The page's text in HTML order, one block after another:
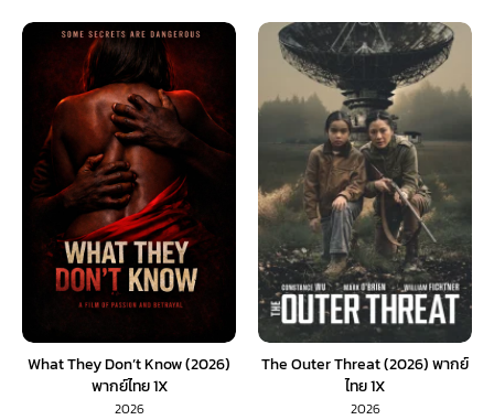
What They Don’t Know (2026)
พากย์ไทย 1X
2026
The Outer Threat (2026) พากย์
ไทย 1X
2026